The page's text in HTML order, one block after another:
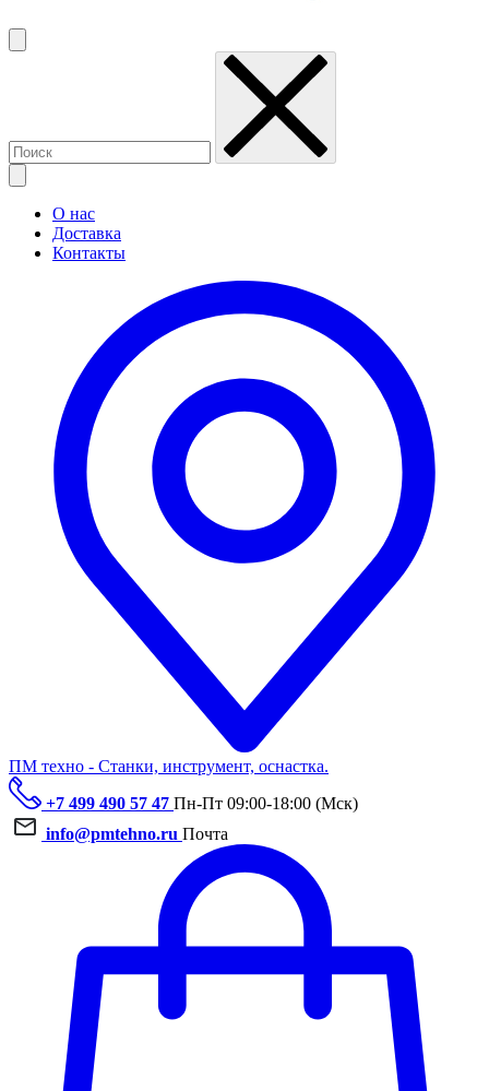
О нас
Доставка
Контакты
ПМ техно - Станки, инструмент, оснастка.
+7 499 490 57 47 Пн-Пт 09:00-18:00 (Мск)
info@pmtehno.ru Почта